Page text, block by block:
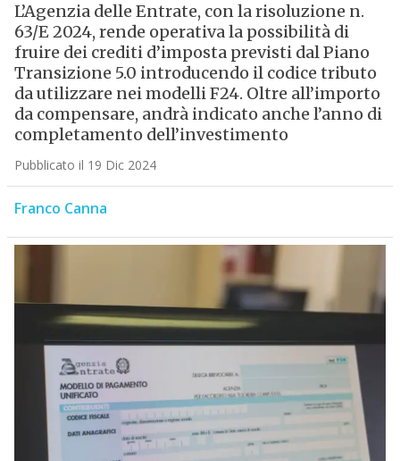
L’Agenzia delle Entrate, con la risoluzione n.
63/E 2024, rende operativa la possibilità di
fruire dei crediti d’imposta previsti dal Piano
Transizione 5.0 introducendo il codice tributo
da utilizzare nei modelli F24. Oltre all’importo
da compensare, andrà indicato anche l’anno di
completamento dell’investimento
Pubblicato il 19 Dic 2024
Franco Canna